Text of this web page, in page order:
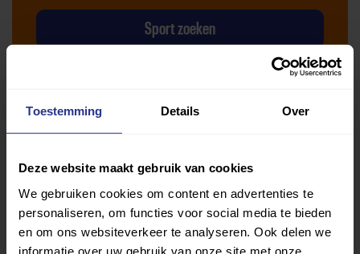
Toestemming Details Over
Deze website maakt gebruik van cookies
We gebruiken cookies om content en advertenties te
personaliseren, om functies voor social media te bieden
en om ons websiteverkeer te analyseren. Ook delen we
informatie over uw gebruik van onze site met onze
Sport zoeken
Ervaringen Esports Inspiratie
Lifestyle Tech Tips & tricks